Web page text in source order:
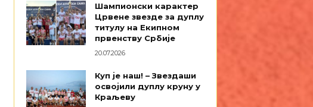
Шампионски карактер
Црвене звезде за дуплу
титулу на Екипном
првенству Србије
20.07.2026
Куп је наш! – Звездаши
освојили дуплу круну у
Краљеву